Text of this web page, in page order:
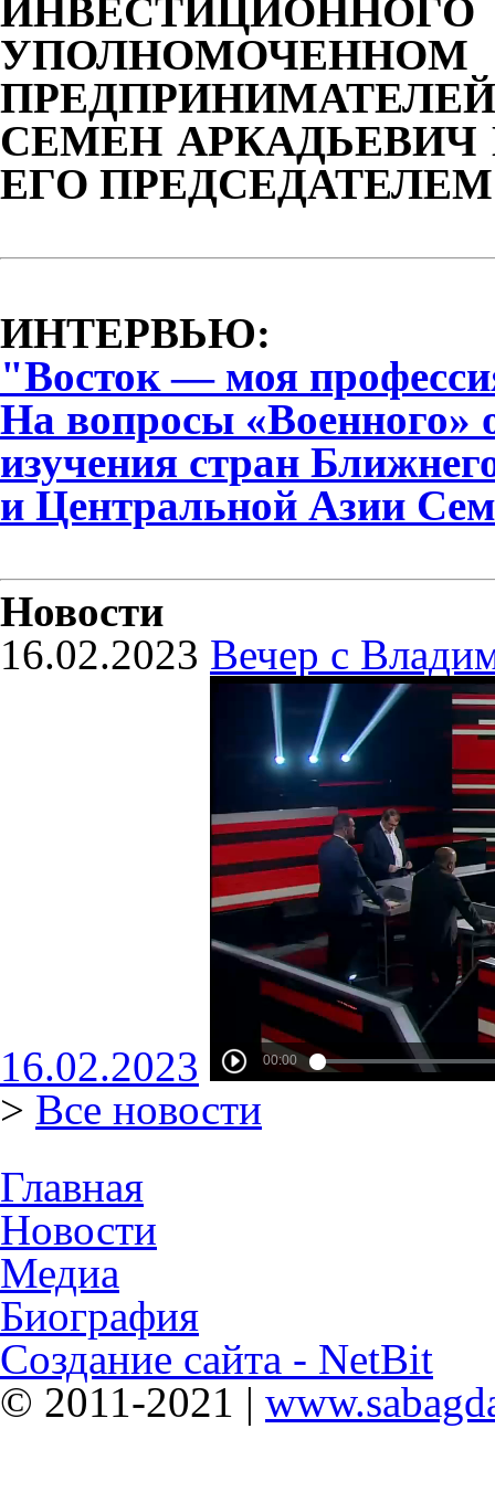
СЕМЕН АРКАДЬЕВИЧ
ЕГО ПРЕДСЕДАТЕЛЕМ
ИНТЕРВЬЮ:
"Восток — моя
На вопросы «Военного»
изучения стран
и Центральной Азии
Новости
16.02.2023 Вечер с
16.02.2023
> Все новости
Главная
Новости
Медиа
Биография
Создание сайта - NetBit
© 2011-2021 |